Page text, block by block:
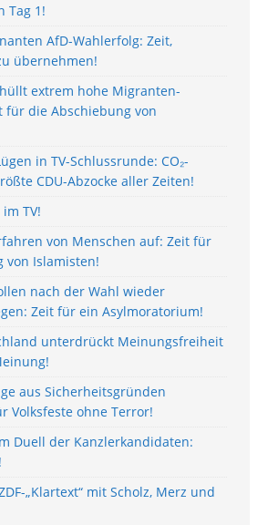
Tag 1!
AfD-Wahlerfolg: Zeit,
übernehmen!
extrem hohe Migranten-
für die Abschiebung von
in TV-Schlussrunde: CO₂-
CDU-Abzocke aller Zeiten!
TV!
von Menschen auf: Zeit für
von Islamisten!
nach der Wahl wieder
Zeit für ein Asylmoratorium!
unterdrückt Meinungsfreiheit
aus Sicherheitsgründen
Volksfeste ohne Terror!
Duell der Kanzlerkandidaten:
„Klartext“ mit Scholz, Merz und